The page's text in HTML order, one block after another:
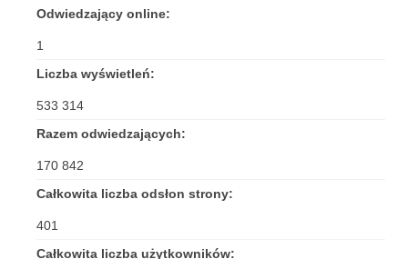
Remont plebanii 2017
Imieniny kapłana
Zaprzyjaźnione strony
Kontakt
Odwiedzający online:
1
Liczba wyświetleń:
533 314
Razem odwiedzających:
170 842
Całkowita liczba odsłon strony:
401
Całkowita liczba użytkowników: